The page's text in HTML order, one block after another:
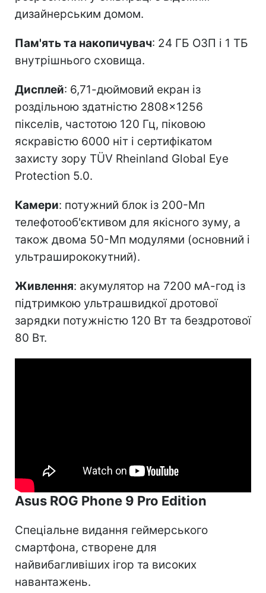
дизайнерським домом.
Пам'ять та накопичувач: 24 ГБ ОЗП і 1 ТБ
внутрішнього сховища.
Дисплей: 6,71-дюймовий екран із
роздільною здатністю 2808×1256
пікселів, частотою 120 Гц, піковою
яскравістю 6000 ніт і сертифікатом
захисту зору TÜV Rheinland Global Eye
Protection 5.0.
Камери: потужний блок із 200-Мп
телефотооб'єктивом для якісного зуму, а
також двома 50-Мп модулями (основний і
ультраширококутний).
Живлення: акумулятор на 7200 мА-год із
підтримкою ультрашвидкої дротової
зарядки потужністю 120 Вт та бездротової
80 Вт.
Asus ROG Phone 9 Pro Edition
Спеціальне видання геймерського
смартфона, створене для
найвибагливіших ігор та високих
навантажень.